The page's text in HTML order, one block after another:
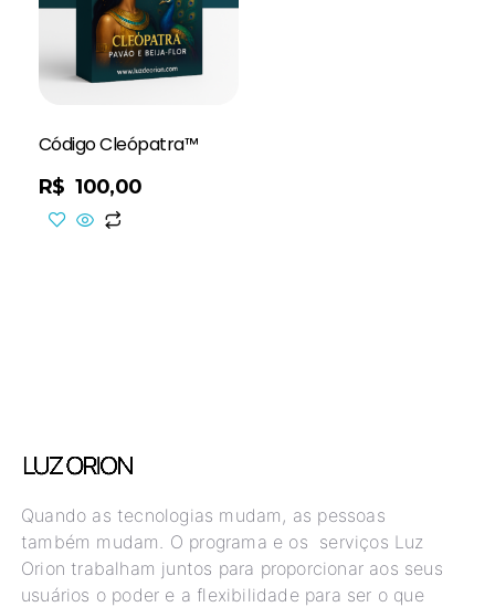
Código Cleópatra™
R$ 100,00
Quando as tecnologias mudam, as pessoas
também mudam. O programa e os serviços Luz
Orion trabalham juntos para proporcionar aos seus
usuários o poder e a flexibilidade para ser o que